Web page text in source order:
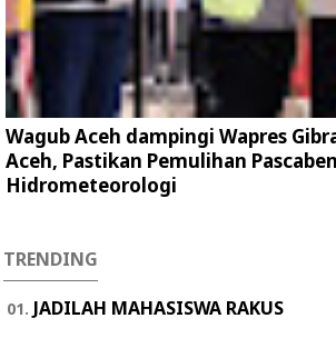
Wagub Aceh dampingi Wapres
Aceh, Pastikan Pemulihan
Hidrometeorologi
TRENDING
JADILAH MAHASISWA RAKUS